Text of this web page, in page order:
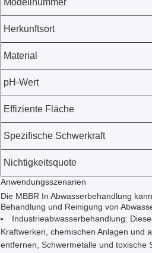
Modellnummer
Herkunftsort
Material
pH-Wert
Effiziente Fläche
Spezifische Schwerkraft
Nichtigkeitsquote
Anwendungsszenarien
Die MBBR In Abwasserbehandlung
Behandlung und Reinigung von
Industrieabwasserbehandlung:
Kraftwerken, chemischen Anlagen und
entfernen, Schwermetalle und toxische